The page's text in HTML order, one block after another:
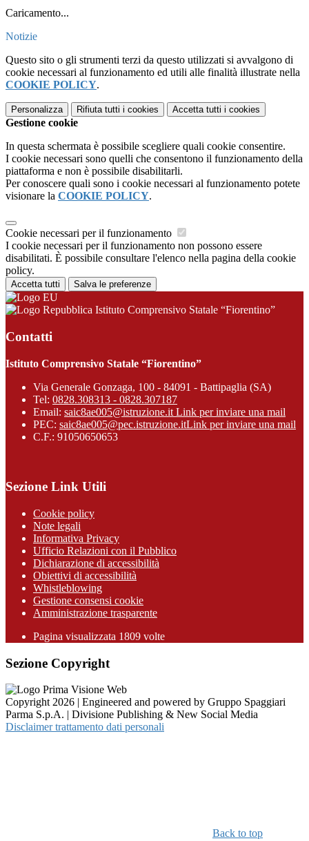
Caricamento...
Notizie
Questo sito o gli strumenti terzi da questo utilizzati si avvalgono di
cookie necessari al funzionamento ed utili alle finalità illustrate nella
COOKIE POLICY.
Personalizza Rifiuta tutti i cookies Accetta tutti i cookies
Gestione cookie
In questa schermata è possibile scegliere quali cookie consentire.
I cookie necessari sono quelli che consentono il funzionamento della
piattaforma e non è possibile disabilitarli.
Per conoscere quali sono i cookie necessari al funzionamento potete
visionare la COOKIE POLICY.
Cookie necessari per il funzionamento
I cookie necessari per il funzionamento non possono essere
disabilitati. È possibile consultare l'elenco nella pagina della cookie
policy.
Accetta tutti Salva le preferenze
Istituto Comprensivo Statale “Fiorentino”
Contatti
Istituto Comprensivo Statale “Fiorentino”
Via Generale Gonzaga, 100 - 84091 - Battipaglia (SA)
Tel: 0828.308313 - 0828.307187
Email: saic8ae005@istruzione.it Link per inviare una mail
PEC: saic8ae005@pec.istruzione.itLink per inviare una mail
C.F.: 91050650653
Sezione Link Utili
Cookie policy
Note legali
Informativa Privacy
Ufficio Relazioni con il Pubblico
Dichiarazione di accessibilità
Obiettivi di accessibilità
Whistleblowing
Gestione consensi cookie
Amministrazione trasparente
Pagina visualizzata 1809 volte
Sezione Copyright
Copyright 2026 | Engineered and powered by Gruppo Spaggiari
Parma S.p.A. | Divisione Publishing & New Social Media
Disclaimer trattamento dati personali
Back to top